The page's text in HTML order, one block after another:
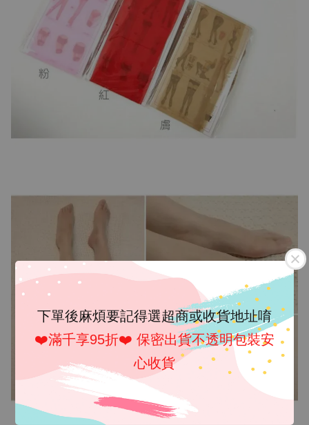
下單後麻煩要記得選超商或收貨地址唷
❤️滿千享95折❤️ 保密出貨不透明包裝安
心收貨